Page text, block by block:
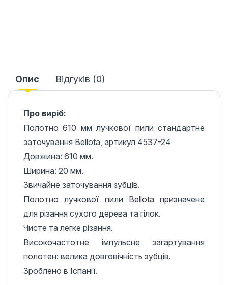
Опис Відгуків (0)
Про виріб:
Полотно 610 мм лучкової пили стандартне
заточування Bellota, артикул 4537-24
Довжина: 610 мм.
Ширина: 20 мм.
Звичайне заточування зубців.
Полотно лучкової пили Bellota призначене
для різання сухого дерева та гілок.
Чисте та легке різання.
Високочастотне імпульсне загартування
полотен: велика довговічність зубців.
Зроблено в Іспанії.